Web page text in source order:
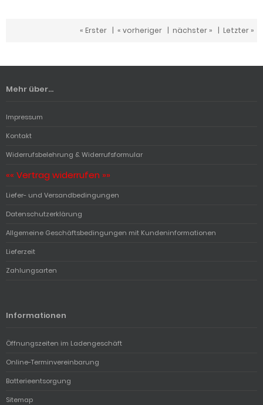
« Erster | « vorheriger | nächster » | Letzter »
Mehr über...
Impressum
Kontakt
Widerrufsbelehrung & Widerrufsformular
«« Vertrag widerrufen »»
Liefer- und Versandbedingungen
Datenschutzerklärung
Allgemeine Geschäftsbedingungen mit Kundeninformationen
Lieferzeit
Zahlungsarten
Informationen
Öffnungszeiten im Ladengeschäft
Online-Terminvereinbarung
Batterieentsorgung
Sitemap